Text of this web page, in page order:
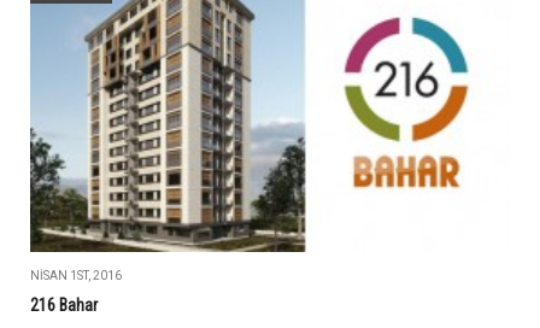
NISAN 1ST, 2016
216 Bahar